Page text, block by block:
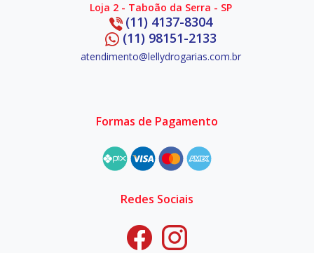
Loja 2 - Taboão da Serra - SP
(11) 4137-8304
(11) 98151-2133
atendimento@lellydrogarias.com.br
Formas de Pagamento
Redes Sociais